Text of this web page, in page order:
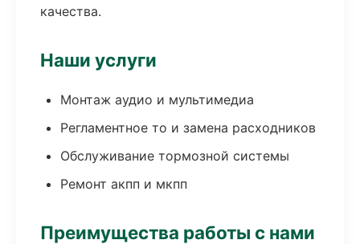
качества.
Наши услуги
Монтаж аудио и мультимедиа
Регламентное то и замена расходников
Обслуживание тормозной системы
Ремонт акпп и мкпп
Преимущества работы с нами